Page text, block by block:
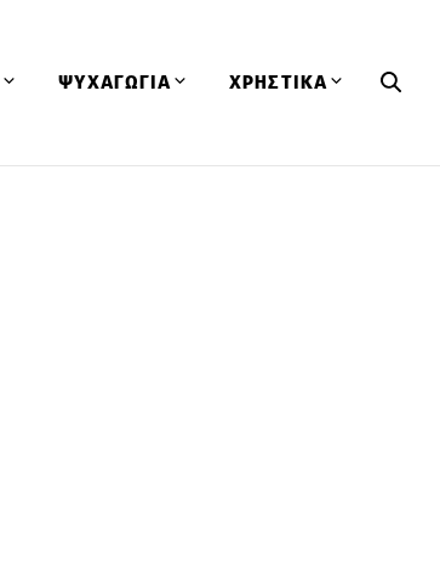
ΨΥΧΑΓΩΓΙΑ ΧΡΗΣΤΙΚΑ